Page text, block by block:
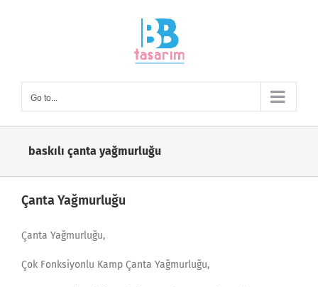
Go to...
baskılı çanta yağmurluğu
Çanta Yağmurluğu
Çanta Yağmurluğu,
Çok Fonksiyonlu Kamp Çanta Yağmurluğu,